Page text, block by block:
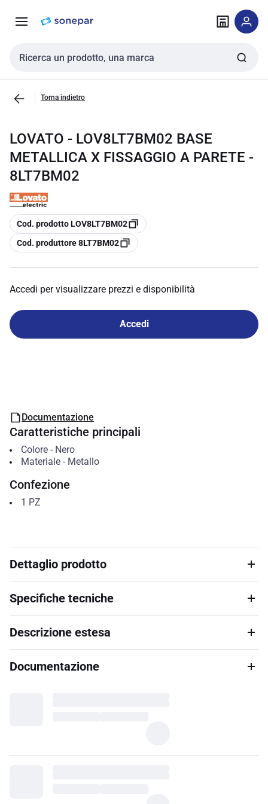
navigazione alla
Cerca input
Torna indietro
LOVATO - LOV8LT7BM02 BASE
METALLICA X FISSAGGIO A PARETE -
8LT7BM02
copia
Cod. prodotto LOV8LT7BM02
copia
Cod. produttore 8LT7BM02
Accedi per visualizzare prezzi e disponibilità
Accedi
Documentazione
Caratteristiche principali
Colore- Nero
Materiale- Metallo
Confezione
1 PZ
Dettaglio prodotto
Specifiche tecniche
Descrizione estesa
Documentazione